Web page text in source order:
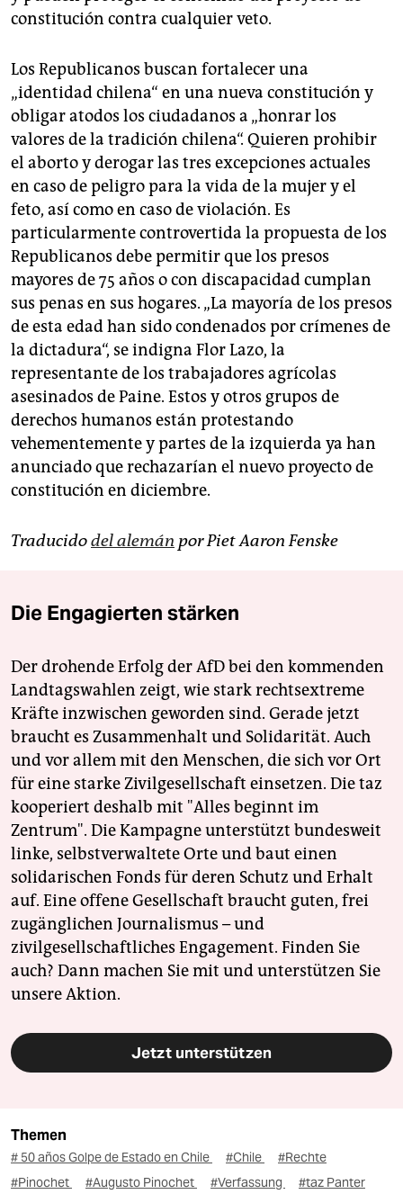
constitución contra cualquier veto.
Los Republicanos buscan fortalecer una
„identidad chilena“ en una nueva constitución y
obligar atodos los ciudadanos a „honrar los
valores de la tradición chilena“. Quieren prohibir
el aborto y derogar las tres excepciones actuales
en caso de peligro para la vida de la mujer y el
feto, así como en caso de violación. Es
particularmente controvertida la propuesta de los
Republicanos debe permitir que los presos
mayores de 75 años o con discapacidad cumplan
sus penas en sus hogares. „La mayoría de los presos
de esta edad han sido condenados por crímenes de
la dictadura“, se indigna Flor Lazo, la
representante de los trabajadores agrícolas
asesinados de Paine. Estos y otros grupos de
derechos humanos están protestando
vehementemente y partes de la izquierda ya han
anunciado que rechazarían el nuevo proyecto de
constitución en diciembre.
Traducidodel alemán por Piet Aaron Fenske
Die Engagierten stärken
Der drohende Erfolg der AfD bei den kommenden
Landtagswahlen zeigt, wie stark rechtsextreme
Kräfte inzwischen geworden sind. Gerade jetzt
braucht es Zusammenhalt und Solidarität. Auch
und vor allem mit den Menschen, die sich vor Ort
für eine starke Zivilgesellschaft einsetzen. Die taz
kooperiert deshalb mit "Alles beginnt im
Zentrum". Die Kampagne unterstützt bundesweit
linke, selbstverwaltete Orte und baut einen
solidarischen Fonds für deren Schutz und Erhalt
auf. Eine offene Gesellschaft braucht guten, frei
zugänglichen Journalismus – und
zivilgesellschaftliches Engagement. Finden Sie
auch? Dann machen Sie mit und unterstützen Sie
unsere Aktion.
Jetzt unterstützen
Themen
# 50 años Golpe de Estado en Chile #Chile
#Rechte
#Pinochet
#Augusto Pinochet #Verfassung #taz Panter